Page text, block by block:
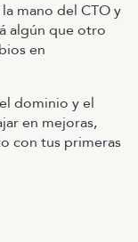
mano del CTO y
algún que otro
en
dominio y el
en mejoras,
con tus primeras